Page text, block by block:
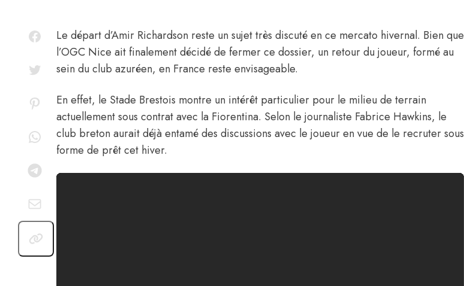
Le départ d’Amir Richardson reste un sujet très discuté en ce mercato hivernal. Bien que
l’OGC Nice ait finalement décidé de fermer ce dossier, un retour du joueur, formé au
sein du club azuréen, en France reste envisageable.
En effet, le Stade Brestois montre un intérêt particulier pour le milieu de terrain
actuellement sous contrat avec la Fiorentina. Selon le journaliste Fabrice Hawkins, le
club breton aurait déjà entamé des discussions avec le joueur en vue de le recruter sous
forme de prêt cet hiver.